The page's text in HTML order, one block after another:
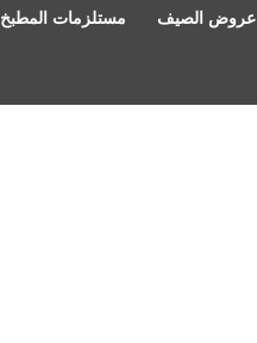
عروض الصيف مستلزمات المطبخ